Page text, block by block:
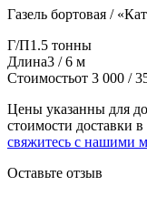
Газель бортовая /
Г/П1.5 тонны
Длина3 / 6 м
Стоимостьот 3 000 /
Цены указанны для
стоимости доставки
свяжитесь с нашими
Оставьте отзыв